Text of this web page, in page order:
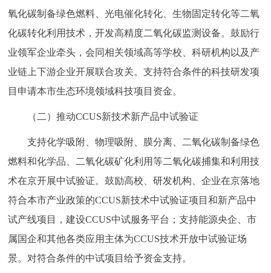
氧化碳制备绿色燃料、光电催化转化、生物固定转化等二氧
化碳转化利用技术，开发高精度二氧化碳监测设备。鼓励行
业领军企业牵头，会同相关领域高等学校、科研机构以及产
业链上下游企业开展联合攻关。支持符合条件的科技研发项
目申请本市生态环境领域科技项目资金。
（二）推动CCUS新技术新产品中试验证
支持化学吸附、物理吸附、膜分离、二氧化碳制备绿色
燃料和化学品、二氧化碳矿化利用等二氧化碳捕集和利用技
术在京开展中试验证。鼓励高校、研发机构、企业在京落地
符合本市产业政策的CCUS新技术中试验证项目和新产品中
试产线项目，建设CCUS中试服务平台；支持能源央企、市
属国企和其他各类应用主体为CCUS技术开放中试验证场
景。对符合条件的中试项目给予资金支持。